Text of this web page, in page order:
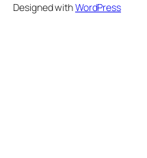
Designed withWordPress